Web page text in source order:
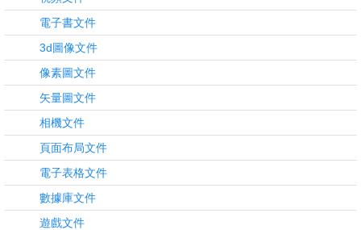
電子書文件
3d圖像文件
像素圖文件
矢量圖文件
相機文件
頁面布局文件
電子表格文件
數據庫文件
遊戲文件